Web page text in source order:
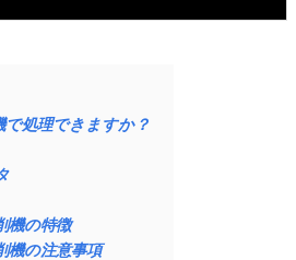
で処理できますか？
機の特徴
機の注意事項